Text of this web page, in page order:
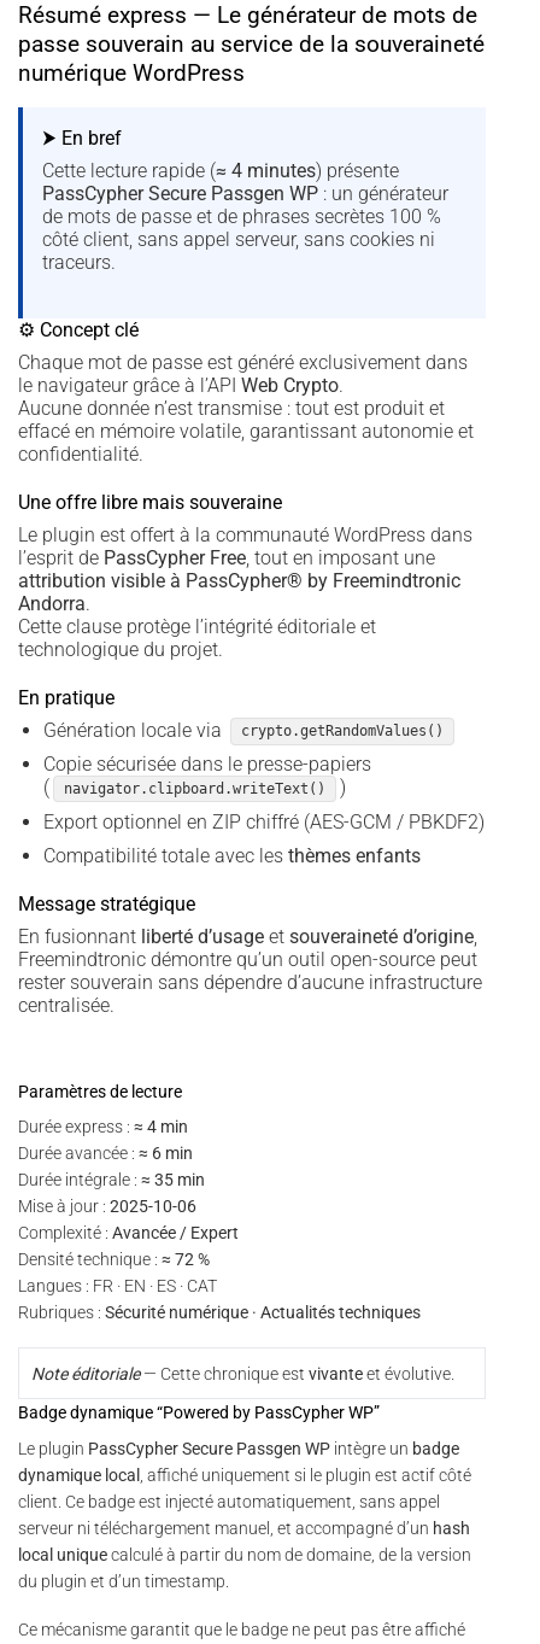
Résumé express — Le générateur de mots de
passe souverain au service de la souveraineté
numérique WordPress
⮞ En bref
Cette lecture rapide (≈ 4 minutes) présente
PassCypher Secure Passgen WP : un générateur
de mots de passe et de phrases secrètes 100 %
côté client, sans appel serveur, sans cookies ni
traceurs.
⚙ Concept clé
Chaque mot de passe est généré exclusivement dans
le navigateur grâce à l’API Web Crypto.
Aucune donnée n’est transmise : tout est produit et
effacé en mémoire volatile, garantissant autonomie et
confidentialité.
Une offre libre mais souveraine
Le plugin est offert à la communauté WordPress dans
l’esprit de PassCypher Free , tout en imposant une
attribution visible à PassCypher® by Freemindtronic
Andorra.
Cette clause protège l’intégrité éditoriale et
technologique du projet.
En pratique
Génération locale via
crypto.getRandomValues()
Copie sécurisée dans le presse-papiers
(
navigator.clipboard.writeText()
)
Export optionnel en ZIP chiffré (AES-GCM / PBKDF2)
Compatibilité totale avec les thèmes enfants
Message stratégique
En fusionnant liberté d’usage et souveraineté d’origine,
Freemindtronic démontre qu’un outil open-source peut
rester souverain sans dépendre d’aucune infrastructure
centralisée.
Paramètres de lecture
Durée express : ≈ 4 min
Durée avancée : ≈ 6 min
Durée intégrale : ≈ 35 min
Mise à jour : 2025-10-06
Complexité : Avancée / Expert
Densité technique : ≈ 72 %
Langues : FR · EN · ES · CAT
Rubriques : Sécurité numérique · Actualités techniques
Note éditoriale— Cette chronique est vivanteet évolutive.
Badge dynamique “Powered by PassCypher WP”
Le plugin PassCypher Secure Passgen WP intègre un badge
dynamique local , affiché uniquement si le plugin est actif côté
client. Ce badge est injecté automatiquement, sans appel
serveur ni téléchargement manuel, et accompagné d’un hash
local uniquecalculé à partir du nom de domaine, de la version
du plugin et d’un timestamp.
Ce mécanisme garantit que le badge ne peut pas être affiché